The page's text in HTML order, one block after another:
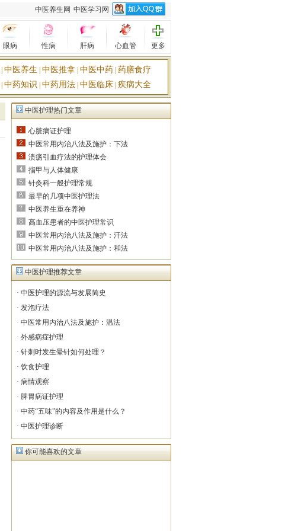
中医学习网
中医养生网
眼病 性病 肝病 心血管 更多
中医养生 中医推拿 中医中药 药膳食疗
中药知识 中药用法 中医临床 疾病大全
中医护理热门文章
心脏病证护理
中医常用内治八法及施护：下法
溃疡引血疗法的护理体会
指甲与人体健康
针灸科一般护理常规
最早的几项中医护理法
中医养生重在养神
高血压患者的中医护理常识
中医常用内治八法及施护：汗法
中医常用内治八法及施护：和法
中医护理推荐文章
· 中医护理的源流与发展简史
· 发泡疗法
· 中医常用内治八法及施护：温法
· 外感病症护理
· 针刺时发生晕针如何处理？
· 饮食护理
· 病情观察
· 脾胃病证护理
· 中药“五味”的内容及作用是什么？
· 中医护理诊断
你可能喜欢的文章